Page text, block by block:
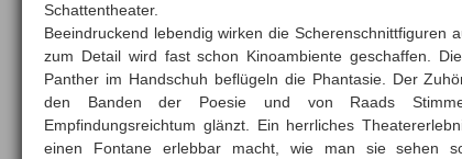
Schattentheater.
Beeindruckend lebendig wirken die Scherenschnittfiguren
zum Detail wird fast schon Kinoambiente geschaffen.
Panther im Handschuh beflügeln die Phantasie. Der
den Banden der Poesie und von Raads
Empfindungsreichtum glänzt. Ein herrliches
einen Fontane erlebbar macht, wie man sie sehen